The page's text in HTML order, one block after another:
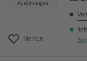
Ausführungen
Merken